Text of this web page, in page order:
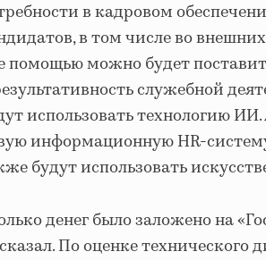
в кадровом
в том числе во
помощью можно будет
служебной
использовать технологию
информационную HR-
будут использовать
денег было заложено на
По оценке